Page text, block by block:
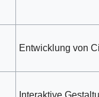
Entwicklung von